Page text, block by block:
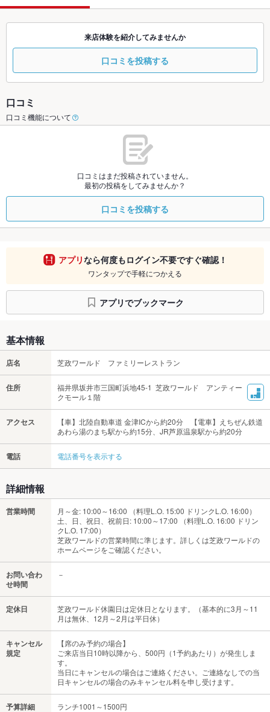
来店体験を紹介してみませんか
口コミを投稿する
口コミ
口コミ機能について
口コミはまだ投稿されていません。
最初の投稿をしてみませんか？
口コミを投稿する
アプリなら何度もログイン不要ですぐ確認！
ワンタップで手軽につかえる
アプリでブックマーク
基本情報
店名 芝政ワールド ファミリーレストラン
住所
福井県坂井市三国町浜地45-1 芝政ワールド アンティー
クモール１階
アクセス
【車】北陸自動車道 金津ICから約20分 【電車】えちぜん鉄道
あわら湯のまち駅から約15分、JR芦原温泉駅から約20分
電話 電話番号を表示する
詳細情報
営業時間
月～金: 10:00～16:00 （料理L.O. 15:00 ドリンクL.O. 16:00）
土、日、祝日、祝前日: 10:00～17:00 （料理L.O. 16:00 ドリン
クL.O. 17:00）
芝政ワールドの営業時間に準じます。詳しくは芝政ワールドの
ホームページをご確認ください。
お問い合わ
せ時間
－
定休日
芝政ワールド休園日は定休日となります。（基本的に3月～11
月は無休、12月～2月は平日休）
キャンセル
規定
【席のみ予約の場合】
ご来店当日10時以降から、500円（1予約あたり）が発生しま
す。
当日にキャンセルの場合はご連絡ください。ご連絡なしでの当
日キャンセルの場合のみキャンセル料を申し受けます。
予算詳細 ランチ1001～1500円